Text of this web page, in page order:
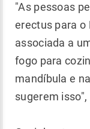
"As pessoas
erectus para o
associada a
fogo para
mandíbula e
sugerem isso",